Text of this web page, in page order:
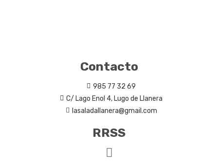
Contacto
985 77 32 69
C/ Lago Enol 4, Lugo de Llanera
lasaladallanera@gmail.com
RRSS